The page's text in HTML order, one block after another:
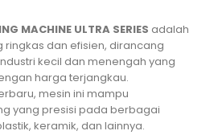
MACHINE ULTRA SERIES adalah
ringkas dan efisien, dirancang
kecil dan menengah yang
harga terjangkau.
mesin ini mampu
yang presisi pada berbagai
keramik, dan lainnya.